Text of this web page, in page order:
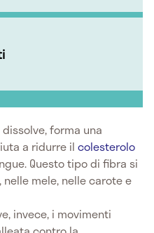
forma una
a ridurre ilcolesterolo
Questo tipo di fibra si
nelle mele, nelle carote e
invece, i movimenti